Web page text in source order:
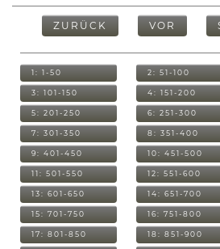
ZURÜCK VOR
1: 1-50 2: 51-100
3: 101-150 4: 151-200
5: 201-250 6: 251-300
7: 301-350 8: 351-400
9: 401-450 10: 451-500
11: 501-550 12: 551-600
13: 601-650 14: 651-700
15: 701-750 16: 751-800
17: 801-850 18: 851-900